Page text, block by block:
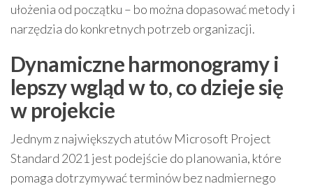
ułożenia od początku – bo można dopasować metody i
narzędzia do konkretnych potrzeb organizacji.
Dynamiczne harmonogramy i
lepszy wgląd w to, co dzieje się
w projekcie
Jednym z największych atutów Microsoft Project
Standard 2021 jest podejście do planowania, które
pomaga dotrzymywać terminów bez nadmiernego